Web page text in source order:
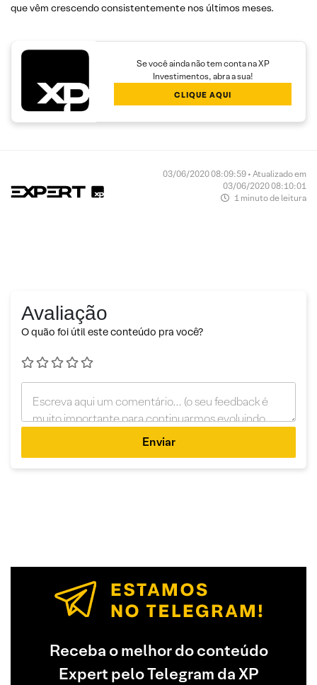
que vêm crescendo consistentemente nos últimos meses.
Se você ainda não tem conta na XP
Investimentos, abra a sua!
CLIQUE AQUI
03/06/2020 08:09:59 • Atualizado em
03/06/2020 08:10:01
1 minuto de leitura
Avaliação
O quão foi útil este conteúdo pra você?
Enviar
Receba o melhor do conteúdo
Expert pelo Telegram da XP